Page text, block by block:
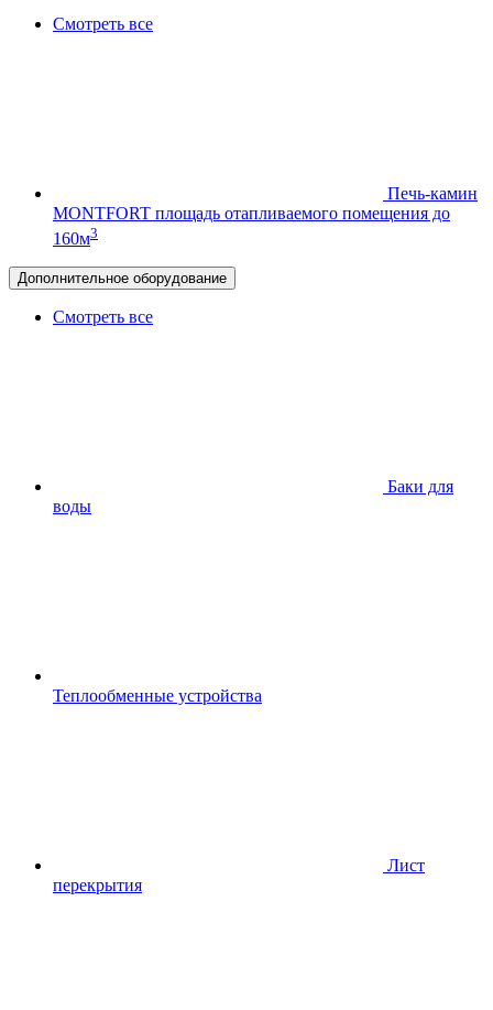
Смотреть все
Печь-камин
MONTFORT площадь отапливаемого помещения до
160м3
Дополнительное оборудование
Смотреть все
Баки для
воды
Теплообменные устройства
Лист
перекрытия